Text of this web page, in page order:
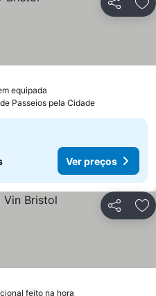
Partilhar
equipada
Passeios pela Cidade
Ver preços
Partilhar
feito na hora